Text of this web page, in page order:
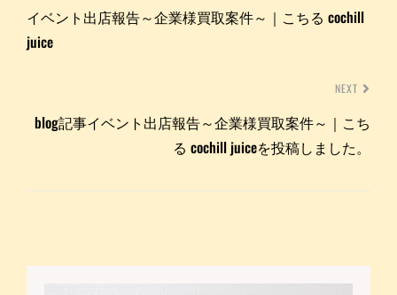
イベント出店報告～企業様買取案件～｜こちる cochill
juice
NEXT
blog記事イベント出店報告～企業様買取案件～｜こち
る cochill juiceを投稿しました。